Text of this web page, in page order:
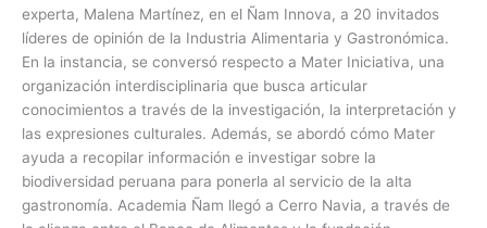
experta, Malena Martínez, en el Ñam Innova, a 20 invitados
líderes de opinión de la Industria Alimentaria y Gastronómica.
En la instancia, se conversó respecto a Mater Iniciativa, una
organización interdisciplinaria que busca articular
conocimientos a través de la investigación, la interpretación y
las expresiones culturales. Además, se abordó cómo Mater
ayuda a recopilar información e investigar sobre la
biodiversidad peruana para ponerla al servicio de la alta
gastronomía. Academia Ñam llegó a Cerro Navia, a través de